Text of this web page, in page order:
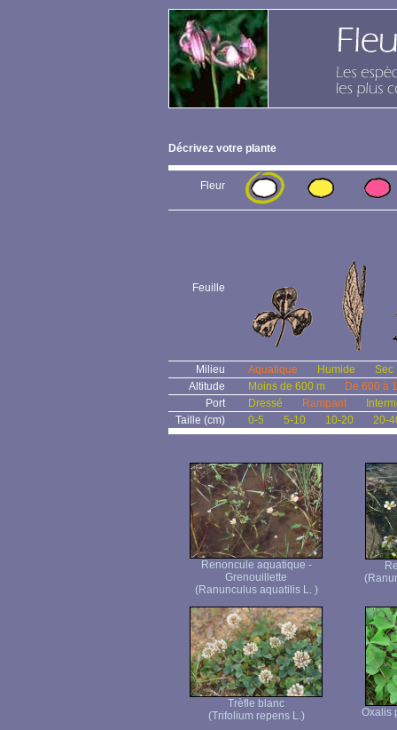
Décrivez votre plante
Fleur
Feuille
Milieu Aquatique Humide
Sec
Altitude
Moins de 600 m
De 600 à
Port
Dressé Rampant
Taille (cm)
0-5 5-10 10-20 20-
Renoncule aquatique -
Grenouillette
(Ranunculus aquatilis L. )
Trèfle blanc
(Trifolium repens L.)
Oxalis